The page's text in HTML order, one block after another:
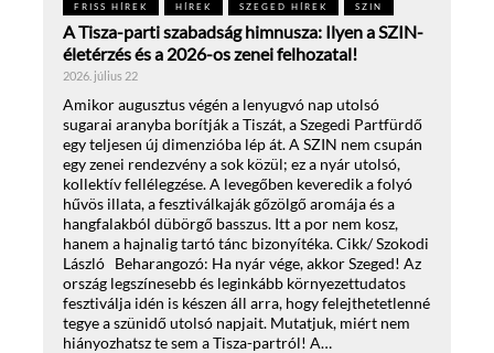
FRISS HÍREK HÍREK SZEGED HÍREK SZIN
A Tisza-parti szabadság himnusza: Ilyen a SZIN-
életérzés és a 2026-os zenei felhozatal!
2026. július 22
Amikor augusztus végén a lenyugvó nap utolsó
sugarai aranyba borítják a Tiszát, a Szegedi Partfürdő
egy teljesen új dimenzióba lép át. A SZIN nem csupán
egy zenei rendezvény a sok közül; ez a nyár utolsó,
kollektív fellélegzése. A levegőben keveredik a folyó
hűvös illata, a fesztiválkaják gőzölgő aromája és a
hangfalakból dübörgő basszus. Itt a por nem kosz,
hanem a hajnalig tartó tánc bizonyítéka. Cikk/ Szokodi
László Beharangozó: Ha nyár vége, akkor Szeged! Az
ország legszínesebb és leginkább környezettudatos
fesztiválja idén is készen áll arra, hogy felejthetetlenné
tegye a szünidő utolsó napjait. Mutatjuk, miért nem
hiányozhatsz te sem a Tisza-partról! A…